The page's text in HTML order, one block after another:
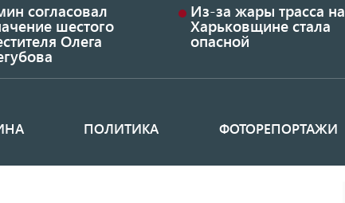
согласовал
шестого
Олега
Из-за жары трасса на
Харьковщине стала
опасной
ПОЛИТИКА ФОТОРЕПОРТАЖИ